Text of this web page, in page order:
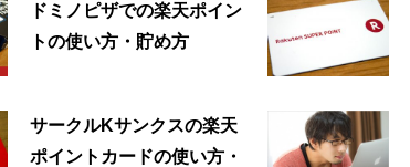
ドミノピザでの楽天ポイン
トの使い方・貯め方
サークルKサンクスの楽天
ポイントカードの使い方・